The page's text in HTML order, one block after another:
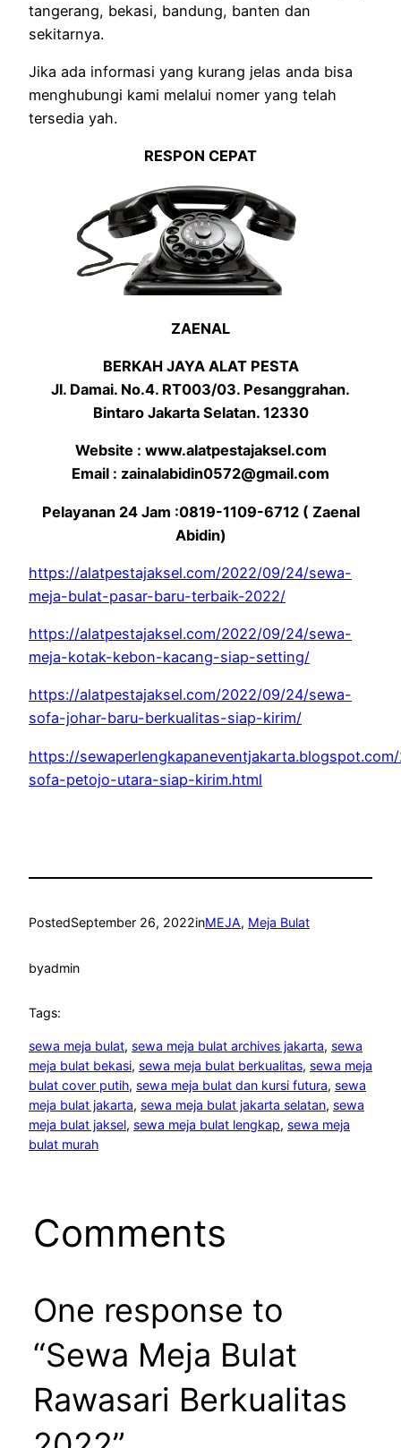
tangerang, bekasi, bandung, banten dan
sekitarnya.
Jika ada informasi yang kurang jelas anda bisa
menghubungi kami melalui nomer yang telah
tersedia yah.
RESPON CEPAT
ZAENAL
BERKAH JAYA ALAT PESTA
Jl. Damai. No.4. RT003/03. Pesanggrahan.
Bintaro Jakarta Selatan. 12330
Website : www.alatpestajaksel.com
Email : zainalabidin0572@gmail.com
Pelayanan 24 Jam :0819-1109-6712 ( Zaenal
Abidin)
https://alatpestajaksel.com/2022/09/24/sewa-
meja-bulat-pasar-baru-terbaik-2022/
https://alatpestajaksel.com/2022/09/24/sewa-
meja-kotak-kebon-kacang-siap-setting/
https://alatpestajaksel.com/2022/09/24/sewa-
sofa-johar-baru-berkualitas-siap-kirim/
https://
sofa-petojo-utara-siap-kirim.html
PostedSeptember 26, 2022inMEJA, Meja Bulat
byadmin
Tags:
sewa meja bulat, sewa meja bulat archives jakarta, sewa
meja bulat bekasi, sewa meja bulat berkualitas, sewa meja
bulat cover putih, sewa meja bulat dan kursi futura, sewa
meja bulat jakarta, sewa meja bulat jakarta selatan, sewa
meja bulat jaksel, sewa meja bulat lengkap, sewa meja
bulat murah
Comments
One response to
“Sewa Meja Bulat
Rawasari Berkualitas